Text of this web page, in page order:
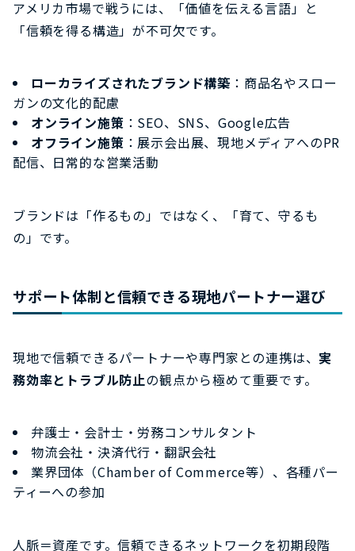
アメリカ市場で戦うには、「価値を伝える言語」と
「信頼を得る構造」が不可欠です。
ローカライズされたブランド構築 ：商品名やスロー
ガンの文化的配慮
オンライン施策 ：SEO、SNS、Google広告
オフライン施策 ：展示会出展、現地メディアへのPR
配信、日常的な営業活動
ブランドは「作るもの」ではなく、「育て、守るも
の」です。
サポート体制と信頼できる現地パートナー選び
現地で信頼できるパートナーや専門家との連携は、 実
務効率とトラブル防止の観点から極めて重要です。
弁護士・会計士・労務コンサルタント
物流会社・決済代行・翻訳会社
業界団体（Chamber of Commerce等）、各種パー
ティーへの参加
人脈＝資産です。信頼できるネットワークを初期段階